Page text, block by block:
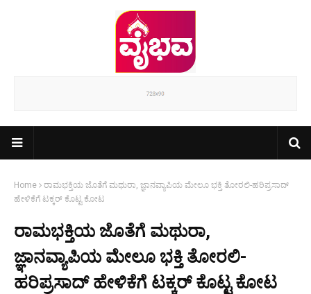
Home
ರಾಮಭಕ್ತಿಯ ಜೊತೆಗೆ ಮಥುರಾ, ಜ್ಞಾನವ್ಯಾಪಿಯ ಮೇಲೂ ಭಕ್ತಿ ತೋರಲಿ-ಹರಿಪ್ರಸಾದ್
ಹೇಳಿಕೆಗೆ ಟಕ್ಕರ್ ಕೊಟ್ಟ ಕೋಟ
ರಾಮಭಕ್ತಿಯ ಜೊತೆಗೆ ಮಥುರಾ,
ಜ್ಞಾನವ್ಯಾಪಿಯ ಮೇಲೂ ಭಕ್ತಿ ತೋರಲಿ-
ಹರಿಪ್ರಸಾದ್ ಹೇಳಿಕೆಗೆ ಟಕ್ಕರ್ ಕೊಟ್ಟ ಕೋಟ